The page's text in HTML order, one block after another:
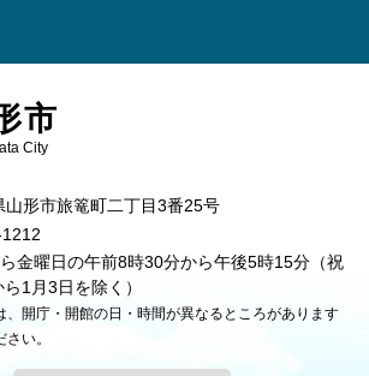
市
City
形市旅篭町二丁目3番25号
金曜日の午前8時30分から午後5時15分（祝
1月3日を除く）
開庁・開館の日・時間が異なるところがあります
い。